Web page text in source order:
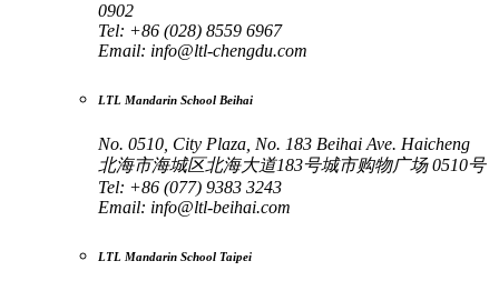
0902
Tel: +86 (028) 8559 6967
Email: info@ltl-chengdu.com
LTL Mandarin School Beihai
No. 0510, City Plaza, No. 183 Beihai Ave. Haicheng
北海市海城区北海大道183号城市购物广场 0510号
Tel: +86 (077) 9383 3243
Email: info@ltl-beihai.com
LTL Mandarin School Taipei